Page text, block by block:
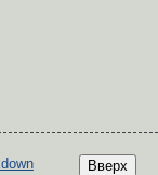
Вверх